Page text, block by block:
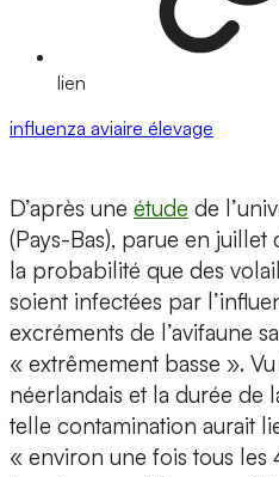
lien
influenza aviaire élevage
D’après une étude de
(Pays-Bas), parue en juillet
la probabilité que des
soient infectées par
excréments de l’avifaune
« extrêmement basse ».
néerlandais et la durée de
telle contamination aurait
« environ une fois tous les